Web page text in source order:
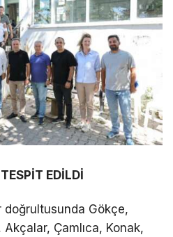
EDİLDİ
Gökçe,
Akçalar, Çamlıca, Konak,